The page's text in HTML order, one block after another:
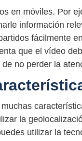
en móviles. Por
información
fácilmente
que el vídeo
no perder la
la
utilizar la